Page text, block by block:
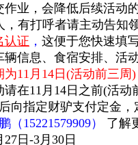
业，会降低后续活动
有打呼者请主动告知
认证 ， 这便于您快速填
信息、食宿安排、活
11月14日(活动前三周)
在11月14日之前(活动
向指定财驴支付定金，
（ 15221579909） 了解
27日-3月30日